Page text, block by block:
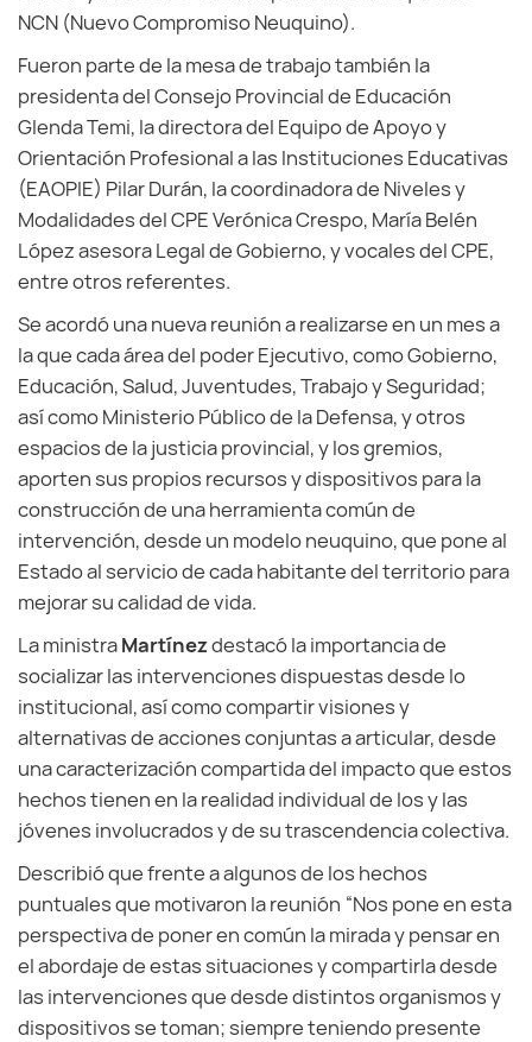
NCN (Nuevo Compromiso Neuquino).
Fueron parte de la mesa de trabajo también la
presidenta del Consejo Provincial de Educación
Glenda Temi, la directora del Equipo de Apoyo y
Orientación Profesional a las Instituciones Educativas
(EAOPIE) Pilar Durán, la coordinadora de Niveles y
Modalidades del CPE Verónica Crespo, María Belén
López asesora Legal de Gobierno, y vocales del CPE,
entre otros referentes.
Se acordó una nueva reunión a realizarse en un mes a
la que cada área del poder Ejecutivo, como Gobierno,
Educación, Salud, Juventudes, Trabajo y Seguridad;
así como Ministerio Público de la Defensa, y otros
espacios de la justicia provincial, y los gremios,
aporten sus propios recursos y dispositivos para la
construcción de una herramienta común de
intervención, desde un modelo neuquino, que pone al
Estado al servicio de cada habitante del territorio para
mejorar su calidad de vida.
La ministraMartínezdestacó la importancia de
socializar las intervenciones dispuestas desde lo
institucional, así como compartir visiones y
alternativas de acciones conjuntas a articular, desde
una caracterización compartida del impacto que estos
hechos tienen en la realidad individual de los y las
jóvenes involucrados y de su trascendencia colectiva.
Describió que frente a algunos de los hechos
puntuales que motivaron la reunión “Nos pone en esta
perspectiva de poner en común la mirada y pensar en
el abordaje de estas situaciones y compartirla desde
las intervenciones que desde distintos organismos y
dispositivos se toman; siempre teniendo presente